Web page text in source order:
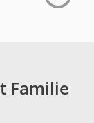
Familie